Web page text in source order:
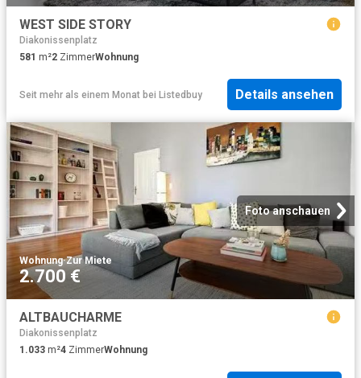
WEST SIDE STORY
Diakonissenplatz
581 m²2 ZimmerWohnung
Seit mehr als einem Monat bei Listedbuy Details ansehen
Foto anschauen
Wohnung·Zur Miete
2.700 €
ALTBAUCHARME
Diakonissenplatz
1.033 m²4 ZimmerWohnung